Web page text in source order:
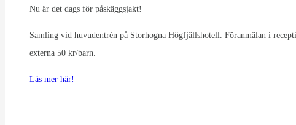
Nu är det dags för påskäggsjakt!
Samling vid huvudentrén på Storhogna Högfjällshotell. Föranmälan i
externa 50 kr/barn.
Läs mer här!